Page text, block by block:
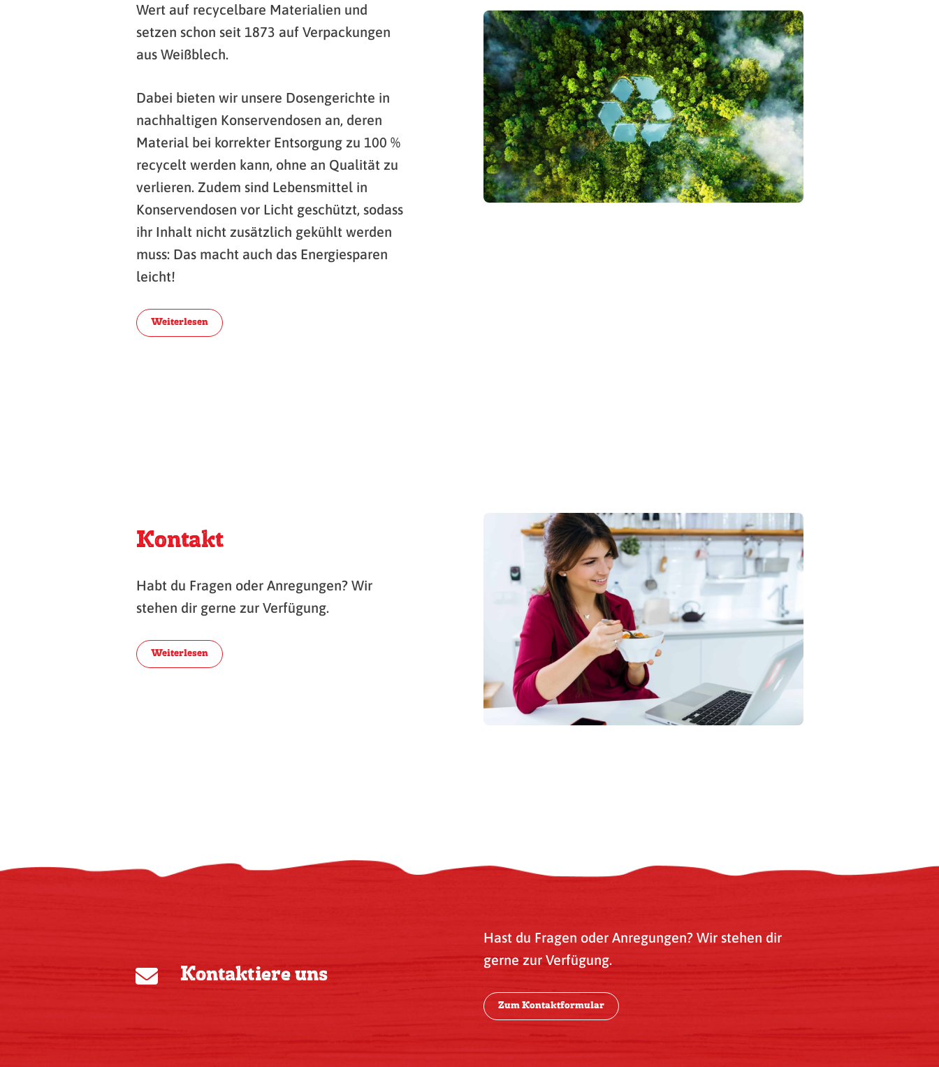
Wert auf recycelbare Materialien und
setzen schon seit 1873 auf Verpackungen
aus Weißblech.
Dabei bieten wir unsere Dosengerichte in
nachhaltigen Konservendosen an, deren
Material bei korrekter Entsorgung zu 100 %
recycelt werden kann, ohne an Qualität zu
verlieren. Zudem sind Lebensmittel in
Konservendosen vor Licht geschützt, sodass
ihr Inhalt nicht zusätzlich gekühlt werden
muss: Das macht auch das Energiesparen
leicht!
Weiterlesen
Kontakt
Habt du Fragen oder Anregungen? Wir
stehen dir gerne zur Verfügung.
Weiterlesen
Kontaktiere uns
Hast du Fragen oder Anregungen? Wir stehen dir
gerne zur Verfügung.
Zum Kontaktformular